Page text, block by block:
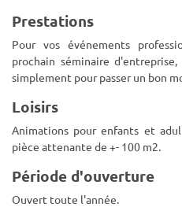
Prestations
Pour vos événements
prochain séminaire
simplement pour passer un bon
Loisirs
Animations pour enfants et
pièce attenante de +- 100 m2.
Période d'ouverture
Ouvert toute l'année.